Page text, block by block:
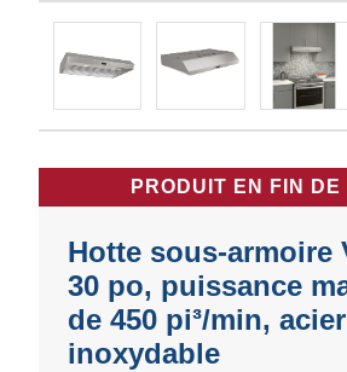
PRODUIT EN FIN DE
Hotte sous-armoire
30 po, puissance
de 450 pi³/min, acier
inoxydable